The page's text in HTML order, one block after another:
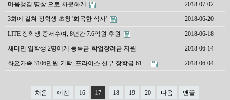
마음챙김 명상 으로 차분하게 2018-07-02
3회에 걸쳐 장학생 초청 '화목한 식사' 2018-06-20
LITE 장학생 증서수여, 8년간 7.6억원 후원 2018-06-18
새터민 입학생 2명에게 등록금·학업장려금 지원 2018-06-14
화요가족 3106만원 기탁, 프라이스 신부 장학금 61… 2018-06-04
처음 이전 16 17 18 19 20 다음 맨끝